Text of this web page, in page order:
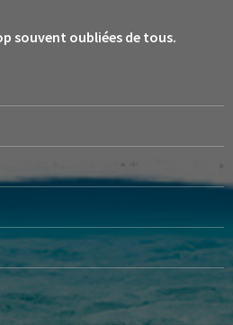
souvent oubliées de tous.